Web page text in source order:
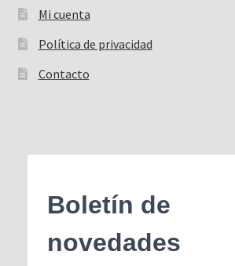
Mi cuenta
Política de privacidad
Contacto
Boletín de
novedades